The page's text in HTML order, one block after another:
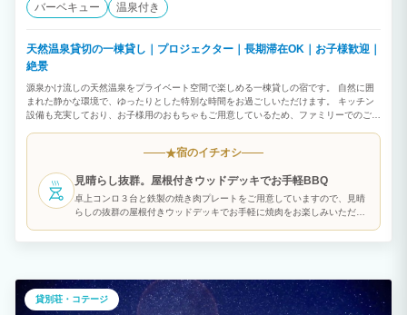
バーベキュー 温泉付き
天然温泉貸切の一棟貸し｜プロジェクター｜長期滞在OK｜お子様歓迎｜
絶景
源泉かけ流しの天然温泉をプライベート空間で楽しめる一棟貸しの宿です。 自然に囲
まれた静かな環境で、ゆったりとした特別な時間をお過ごしいただけます。 キッチン
設備も充実しており、お子様用のおもちゃもご用意しているため、ファミリーでのご利
れのコテージでゆっくり休めます。それぞれ異なるタイプの温泉も楽しめます。 【お
ート一棟がして、24時間お楽しみいただけます。
★宿のイチオシ
見晴らし抜群。屋根付きウッドデッキでお手軽BBQ
卓上コンロ３台と鉄製の焼き肉プレートをご用意していますので、見晴
らしの抜群の屋根付きウッドデッキでお手軽に焼肉をお楽しみいただけ
貸別荘・コテージ